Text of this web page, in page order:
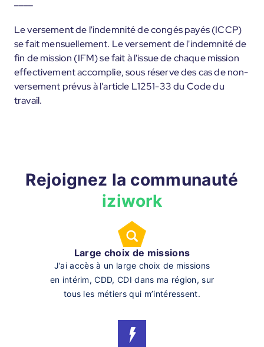
Le versement de l'indemnité de congés payés (ICCP)
se fait mensuellement. Le versement de l'indemnité de
fin de mission (IFM) se fait à l'issue de chaque mission
effectivement accomplie, sous réserve des cas de non-
versement prévus à l'article L1251-33 du Code du
travail.
Rejoignez la communauté
iziwork
Large choix de missions
J’ai accès à un large choix de missions
en intérim, CDD, CDI dans ma région, sur
tous les métiers qui m’intéressent.